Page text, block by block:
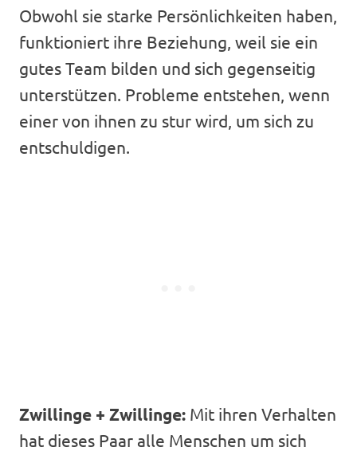
Obwohl sie starke Persönlichkeiten haben,
funktioniert ihre Beziehung, weil sie ein
gutes Team bilden und sich gegenseitig
unterstützen. Probleme entstehen, wenn
einer von ihnen zu stur wird, um sich zu
entschuldigen.
Zwillinge + Zwillinge: Mit ihren Verhalten
hat dieses Paar alle Menschen um sich